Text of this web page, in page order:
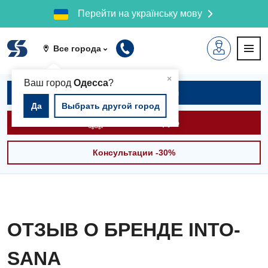
Перейти на українську мову
Все города
×
Ваш город Одесса?
Да Выбрать другой город
Записаться на приём
Вызвать скорую
Консультации -30%
ОТЗЫВ О БРЕНДЕ INTO-
SANA